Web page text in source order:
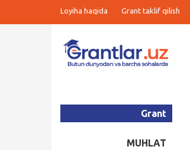
Loyiha haqida Grant taklif qilish
Grant
MUHLAT